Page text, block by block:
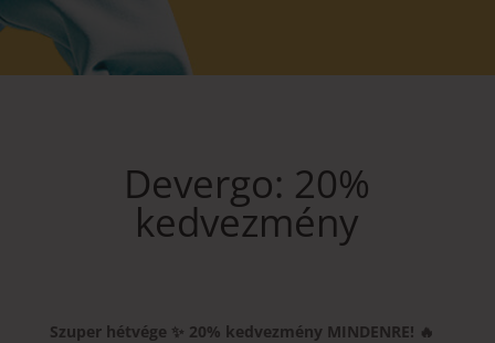
Devergo: 20%
kedvezmény
Szuper hétvége ✨ 20% kedvezmény MINDENRE! 🔥